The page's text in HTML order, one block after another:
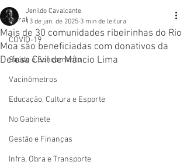
Geral
COVID-19
Saúde e Saneamento
Vacinômetros
Educação, Cultura e Esporte
No Gabinete
Gestão e Finanças
Infra, Obra e Transporte
Mais de 30 comunidades ribeirinhas do Rio
Moa são beneficiadas com donativos da
Defesa Civil de Mâncio Lima
Jenildo Cavalcante
13 de jan. de 2025 3 min de leitura